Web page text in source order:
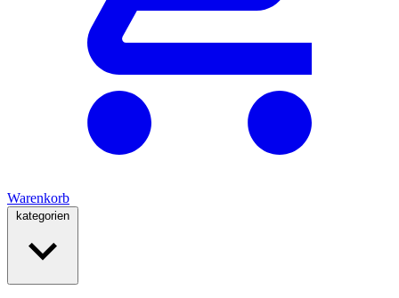
Warenkorb
kategorien